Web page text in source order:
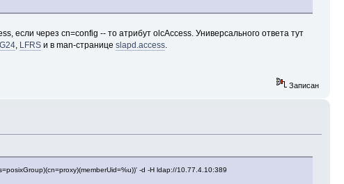
через cn=config -- то атрибут olcAccess. Универсального ответа тут
, LFRSи в man-странице slapd.access.
Записан
-d -H ldap://10.77.4.10:389